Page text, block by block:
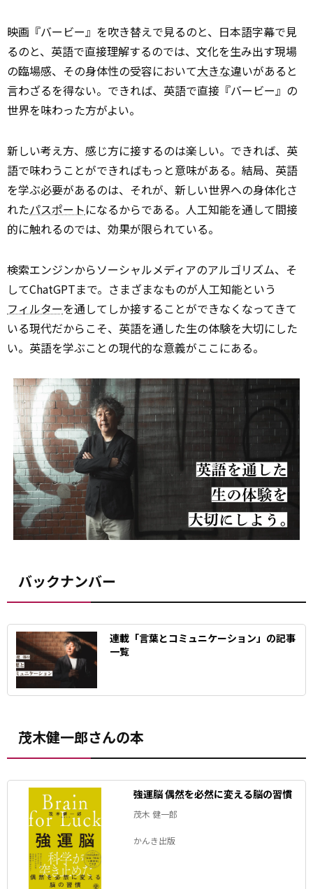
映画『バービー』を吹き替えで見るのと、日本語字幕で見
るのと、英語で直接理解するのでは、文化を生み出す現場
の臨場感、その身体性の受容において大きな違いがあると
言わざるを得ない。できれば、英語で直接『バービー』の
世界を味わった方がよい。
新しい考え方、感じ方に接するのは楽しい。できれば、英
語で味わうことができればもっと意味がある。結局、英語
を学ぶ必要があるのは、それが、新しい世界への身体化さ
れたパスポートになるからである。人工知能を通して間接
的に触れるのでは、効果が限られている。
検索エンジンからソーシャルメディアのアルゴリズム、そ
してChatGPTまで。さまざまなものが人工知能という
フィルターを通してしか接することができなくなってきて
いる現代だからこそ、英語を通した生の体験を大切にした
い。英語を学ぶことの現代的な意義がここにある。
バックナンバー
連載「言葉とコミュニケーション」の記事
一覧
茂木健一郎さんの本
強運脳 偶然を必然に変える脳の習慣
茂木 健一郎
かんき出版